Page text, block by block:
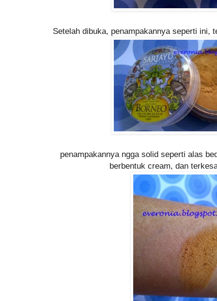
Setelah dibuka, penampakannya seperti ini,
penampakannya ngga solid seperti alas
berbentuk cream, dan